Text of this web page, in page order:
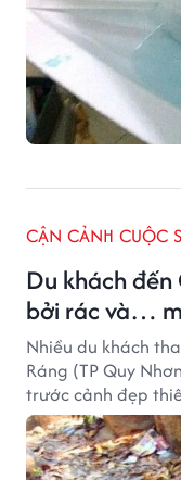
Du khách
bởi rác và…
CẬN CẢNH CUỘC
Nhiều du khách
Ráng (TP Quy
trước cảnh đẹp
chứng kiến cảnh
vây.